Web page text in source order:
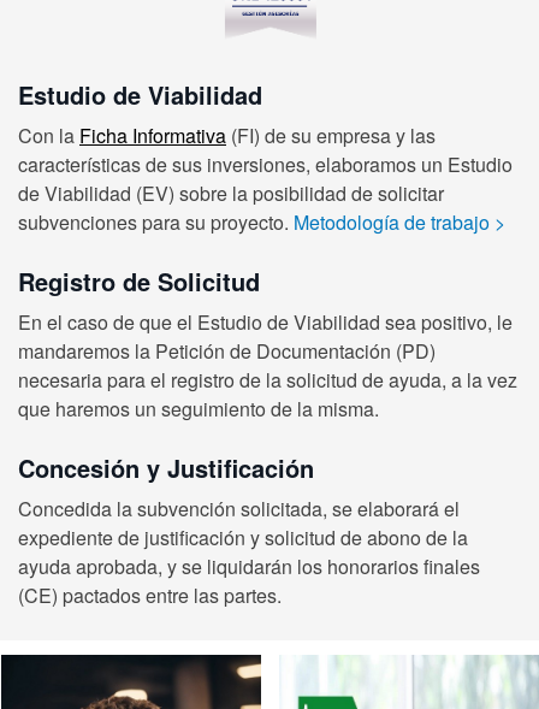
Estudio de Viabilidad
Con la Ficha Informativa (FI) de su empresa y las
características de sus inversiones, elaboramos un Estudio
de Viabilidad (EV) sobre la posibilidad de solicitar
subvenciones para su proyecto. Metodología de trabajo >
Registro de Solicitud
En el caso de que el Estudio de Viabilidad sea positivo, le
mandaremos la Petición de Documentación (PD)
necesaria para el registro de la solicitud de ayuda, a la vez
que haremos un seguimiento de la misma.
Concesión y Justificación
Concedida la subvención solicitada, se elaborará el
expediente de justificación y solicitud de abono de la
ayuda aprobada, y se liquidarán los honorarios finales
(CE) pactados entre las partes.